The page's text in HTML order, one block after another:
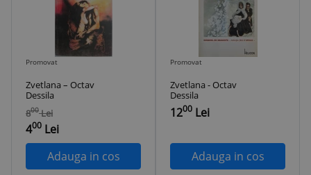
Promovat
Zvetlana – Octav
Dessila
800 Lei
400 Lei
Adauga in cos
Promovat
Zvetlana - Octav
Dessila
1200 Lei
Adauga in cos